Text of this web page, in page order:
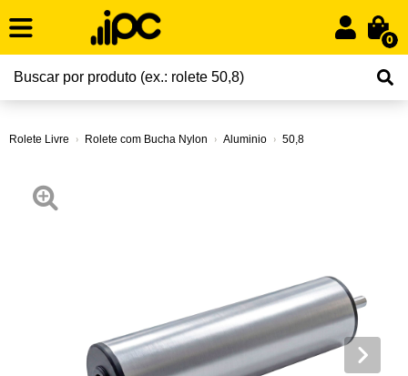
0
Rolete Livre Rolete com Bucha Nylon Aluminio 50,8